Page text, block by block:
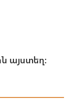
այստեղ։